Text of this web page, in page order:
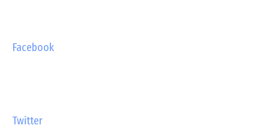
Facebook
Twitter